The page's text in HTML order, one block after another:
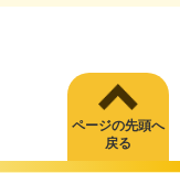
ページの先頭へ
戻る